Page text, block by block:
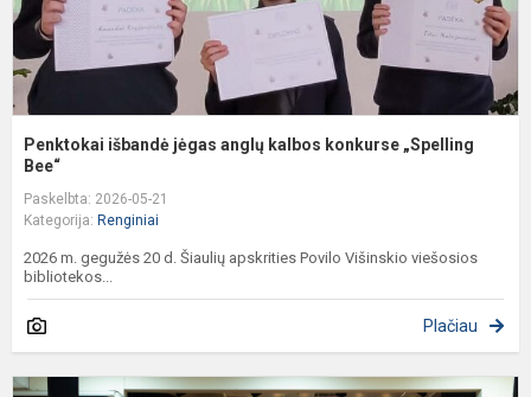
Penktokai išbandė jėgas anglų kalbos konkurse „Spelling
Bee“
Paskelbta: 2026-05-21
Kategorija: Renginiai
2026 m. gegužės 20 d. Šiaulių apskrities Povilo Višinskio viešosios
bibliotekos...
Plačiau